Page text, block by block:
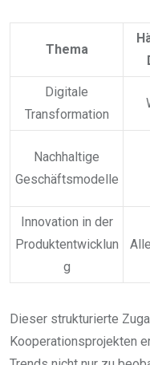
Thema
Digitale
Transformation
Nachhaltige
Geschäftsmodelle
Innovation in der
Produktentwicklun
g
Dieser strukturierte
Kooperationsprojekten